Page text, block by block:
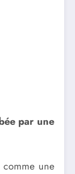
par une
une